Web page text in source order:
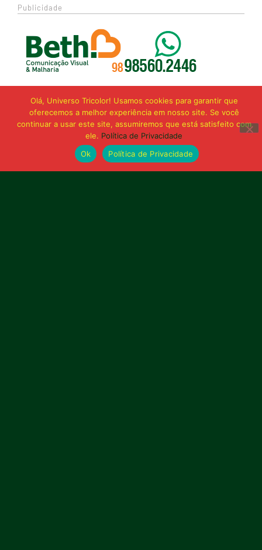
Publicidade
Olá, Universo Tricolor! Usamos cookies para garantir que
oferecemos a melhor experiência em nosso site. Se você
continuar a usar este site, assumiremos que está satisfeito com
ele. Política de Privacidade
Ok
Política de Privacidade